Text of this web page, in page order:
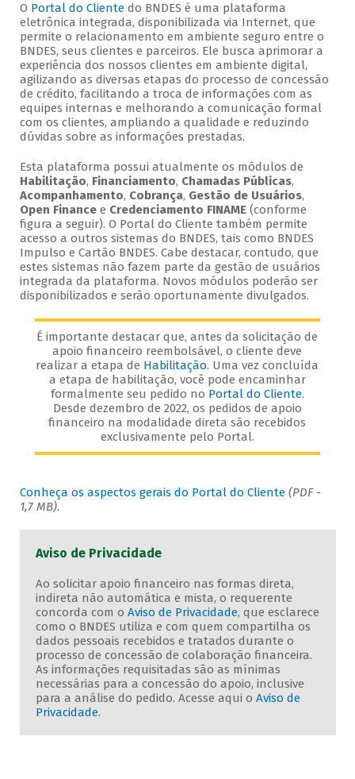
O Portal do Clientedo BNDES é uma plataforma
eletrônica integrada, disponibilizada via Internet, que
permite o relacionamento em ambiente seguro entre o
BNDES, seus clientes e parceiros. Ele busca aprimorar a
experiência dos nossos clientes em ambiente digital,
agilizando as diversas etapas do processo de concessão
de crédito, facilitando a troca de informações com as
equipes internas e melhorando a comunicação formal
com os clientes, ampliando a qualidade e reduzindo
dúvidas sobre as informações prestadas.
Esta plataforma possui atualmente os módulos de
Habilitação, Financiamento, Chamadas Públicas,
Acompanhamento, Cobrança, Gestão de Usuários,
Open Financee Credenciamento FINAME(conforme
figura a seguir). O Portal do Cliente também permite
acesso a outros sistemas do BNDES, tais como BNDES
Impulso e Cartão BNDES. Cabe destacar, contudo, que
estes sistemas não fazem parte da gestão de usuários
integrada da plataforma. Novos módulos poderão ser
disponibilizados e serão oportunamente divulgados.
É importante destacar que, antes da solicitação de
apoio financeiro reembolsável, o cliente deve
realizar a etapa de Habilitação. Uma vez concluída
a etapa de habilitação, você pode encaminhar
formalmente seu pedido no Portal do Cliente.
Desde dezembro de 2022, os pedidos de apoio
financeiro na modalidade direta são recebidos
exclusivamente pelo Portal.
Conheça os aspectos gerais do Portal do Cliente (PDF -
1,7 MB).
Aviso de Privacidade
Ao solicitar apoio financeiro nas formas direta,
indireta não automática e mista, o requerente
concorda com o Aviso de Privacidade, que esclarece
como o BNDES utiliza e com quem compartilha os
dados pessoais recebidos e tratados durante o
processo de concessão de colaboração financeira.
As informações requisitadas são as mínimas
necessárias para a concessão do apoio, inclusive
para a análise do pedido. Acesse aqui o Aviso de
Privacidade.